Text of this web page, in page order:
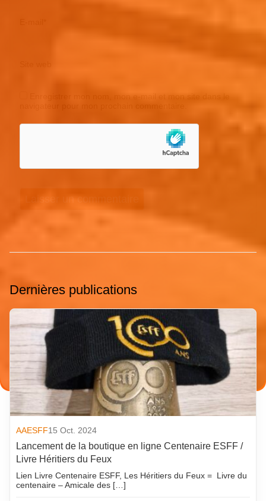
Enregistrer mon nom, mon e-mail et mon site dans le
Dernières publications
AAESFF15 Oct. 2024
Lancement de la boutique en ligne Centenaire ESFF /
Livre Héritiers du Feux
Lien Livre Centenaire ESFF, Les Héritiers du Feux = Livre du
centenaire – Amicale des […]